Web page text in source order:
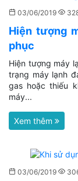
03/06/2019
Hiện tượng
phục
Hiện tượng máy
trạng máy lạnh
gas hoặc thiếu
máy...
Xem thêm
03/06/2019